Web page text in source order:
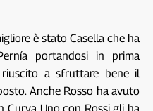
è stato Casella che ha
portandosi in prima
riuscito a sfruttare bene il
Anche Rosso ha avuto